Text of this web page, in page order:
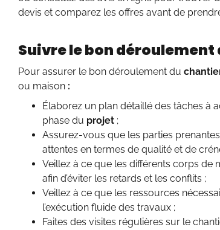
devis et comparez les offres avant de
Suivre le bon
Pour assurer le bon déroulement du
ou maison :
Élaborez un plan détaillé des tâches à
phase du projet ;
Assurez-vous que les parties
attentes en termes de qualité et de
Veillez à ce que les différents corps de
afin d’éviter les retards et les conflits ;
Veillez à ce que les ressources
l’exécution fluide des travaux ;
Faites des visites régulières sur le